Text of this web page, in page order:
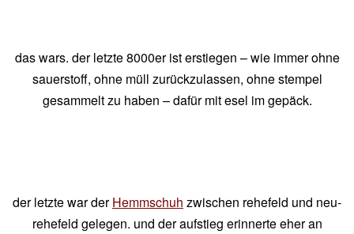
das wars. der letzte 8000er ist erstiegen – wie immer ohne
sauerstoff, ohne müll zurückzulassen, ohne stempel
gesammelt zu haben – dafür mit esel im gepäck.
der letzte war derHemmschuh zwischen rehefeld und neu-
rehefeld gelegen. und der aufstieg erinnerte eher an